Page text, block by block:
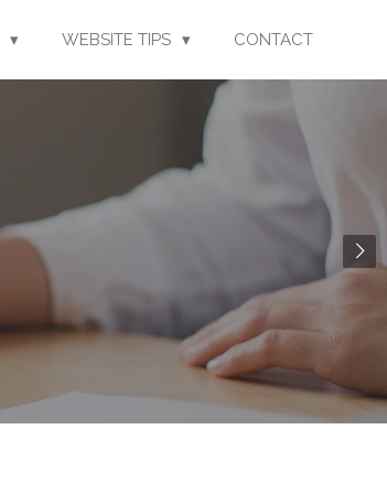
WEBSITE TIPS CONTACT